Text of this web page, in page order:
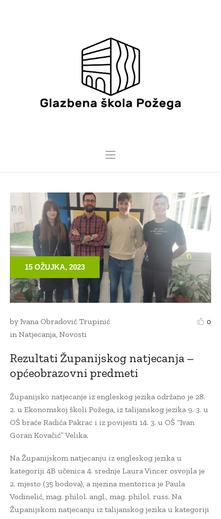
15 OŽUJKA, 2023
0
by Ivana Obradović Trupinić
inNatjecanja, Novosti
Rezultati Županijskog natjecanja –
općeobrazovni predmeti
Županijsko natjecanje iz engleskog jezika održano je 28.
2. u Ekonomskoj školi Požega, iz talijanskog jezika 9. 3. u
OŠ braće Radića Pakrac i iz povijesti 14. 3. u OŠ “Ivan
Goran Kovačić” Velika.
Na Županijskom natjecanju iz engleskog jezika u
kategoriji 4B učenica 4. srednje Laura Vincer osvojila je
2. mjesto (35 bodova), a njezina mentorica je Paula
Vodinelić, mag. philol. angl., mag. philol. russ. Na
Županijskom natjecanju iz talijanskog jezika u kategoriji